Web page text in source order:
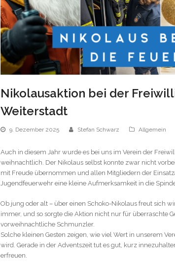
Nikolausaktion bei der
Weiterstadt
9. Dezember 2025 Stefan Schwarz Allgemein
Auch in diesem Jahr wurde es bei uns im Verein der
weihnachtlich. Der Nikolaus selbst konnte zwar nicht
mit Freude übernommen und allen Mitgliedern der
Jugendfeuerwehr eine kleine Aufmerksamkeit in die
Ob jung oder alt – über einen Schoko-Nikolaus freut sich
immer, und so sorgte die Aktion nicht nur für überraschte
vorweihnachtliche Schmunzler.
Solche kleinen Gesten zeigen, wie viel Wert in unserem
wird. Gerade in der Adventszeit tut es gut, kurz
erfreuen.